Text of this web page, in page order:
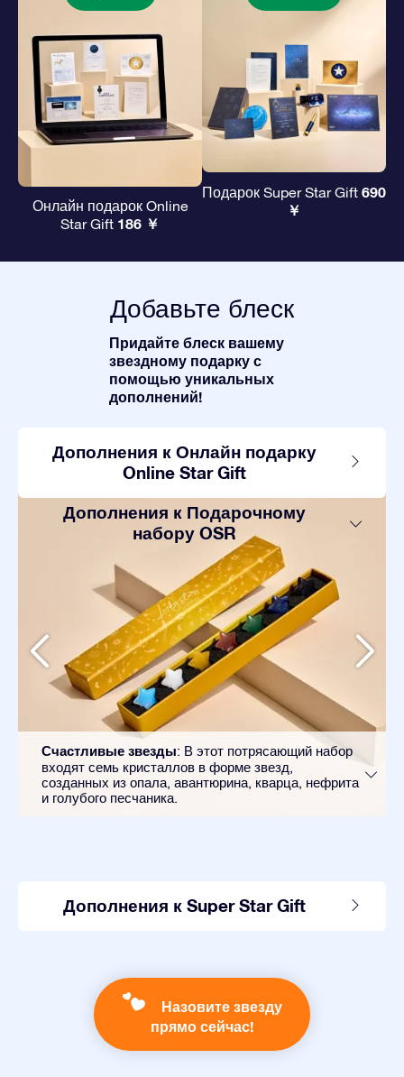
Онлайн подарок Online
Star Gift 186 ￥
Подарок Super Star Gift 690
￥
Добавьте блеск
Придайте блеск вашему
звездному подарку с
помощью уникальных
дополнений!
Дополнения к Онлайн подарку
Online Star Gift
Дополнения к Подарочному
набору OSR
Счастливые звезды: В этот потрясающий набор
входят семь кристаллов в форме звезд,
созданных из опала, авантюрина, кварца, нефрита
и голубого песчаника.
Дополнения к Super Star Gift
Назовите звезду
прямо сейчас!